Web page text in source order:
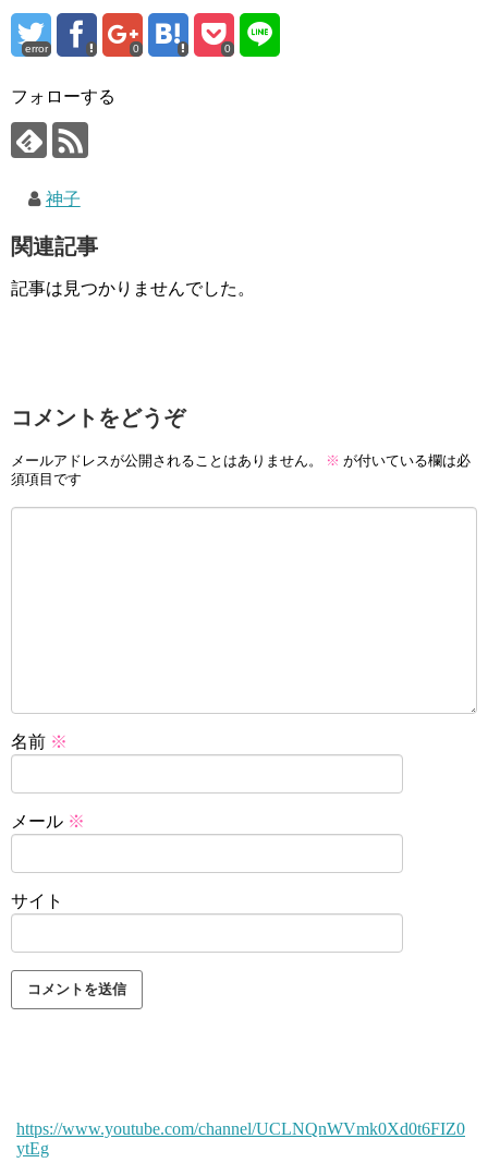
error 0 0
フォローする
神子
関連記事
記事は見つかりませんでした。
コメントをどうぞ
メールアドレスが公開されることはありません。 ※ が付いている欄は必
須項目です
名前 ※
メール ※
サイト
https://www.youtube.com/channel/UCLNQnWVmk0Xd0t6FIZ0
ytEg